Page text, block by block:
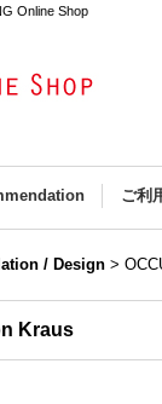
Online Shop
ご利
/ Design >
Kraus